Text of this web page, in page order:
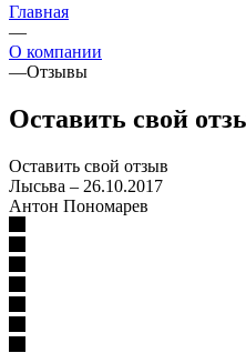
Главная
—
О компании
—Отзывы
Оставить свой
Оставить свой отзыв
Лысьва – 26.10.2017
Антон Пономарев